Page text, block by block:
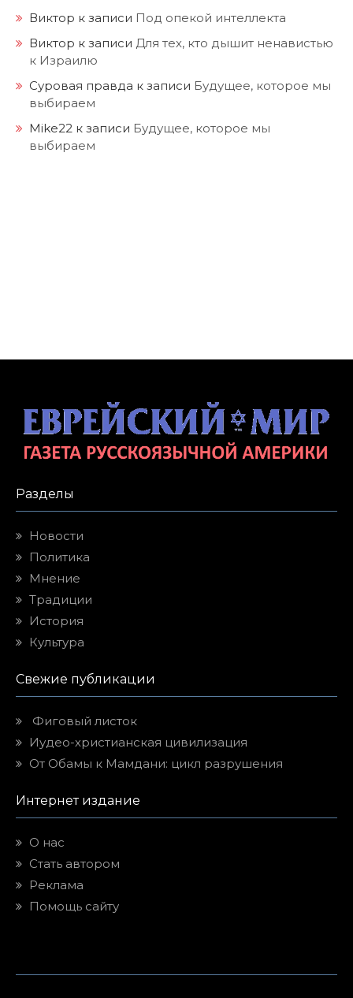
Виктор к записи Под опекой интеллекта
Виктор к записи Для тех, кто дышит ненавистью
к Израилю
Суровая правда к записи Будущее, которое мы
выбираем
Mike22 к записи Будущее, которое мы
выбираем
Разделы
Новости
Политика
Мнение
Традиции
История
Культура
Свежие публикации
Фиговый листок
Иудео-христианская цивилизация
От Обамы к Мамдани: цикл разрушения
Интернет издание
О нас
Стать автором
Реклама
Помощь сайту